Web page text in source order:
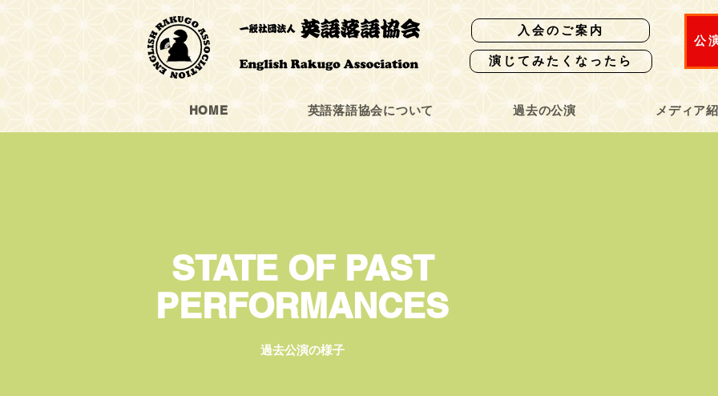
入会のご案内
公
HOME 英語落語協会について 過去の公演 メディア
演じてみたくなったら
STATE OF PAST
PERFORMANCES
過去公演の様子